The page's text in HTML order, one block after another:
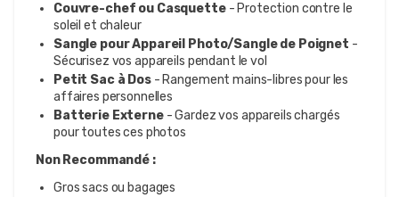
Couvre-chef ou Casquette- Protection contre le
soleil et chaleur
Sangle pour Appareil Photo/Sangle de Poignet -
Sécurisez vos appareils pendant le vol
Petit Sac à Dos- Rangement mains-libres pour les
affaires personnelles
Batterie Externe- Gardez vos appareils chargés
pour toutes ces photos
Non Recommandé :
Gros sacs ou bagages